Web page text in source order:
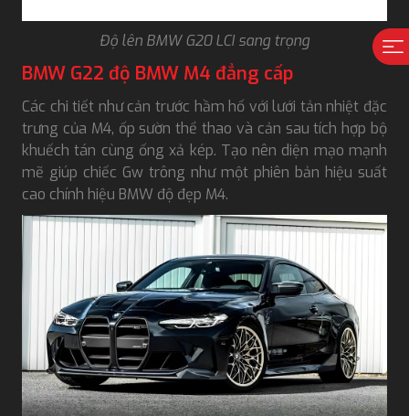
Độ lên BMW G20 LCI sang trọng
BMW G22 độ BMW M4 đẳng cấp
Các chi tiết như cản trước hầm hố với lưới tản nhiệt đặc
trưng của M4, ốp sườn thể thao và cản sau tích hợp bộ
khuếch tán cùng ống xả kép. Tạo nên diện mạo mạnh
mẽ giúp chiếc Gw trông như một phiên bản hiệu suất
cao chính hiệu BMW độ đẹp M4.